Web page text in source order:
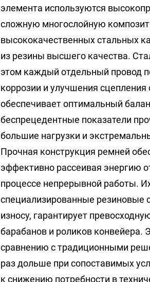
элемента используются
сложную многослойную
высококачественных стальных
из резины высшего качества.
этом каждый отдельный провод
коррозии и улучшения
обеспечивает оптимальный
беспрецедентные показатели
большие нагрузки и
Прочная конструкция ремней
эффективно рассеивая энергию
процессе непрерывной работы.
специализированные резиновые
износу, гарантирует
барабанов и роликов конвейера.
сравнению с традиционными
раз дольше при сопоставимых
к снижению потребности в